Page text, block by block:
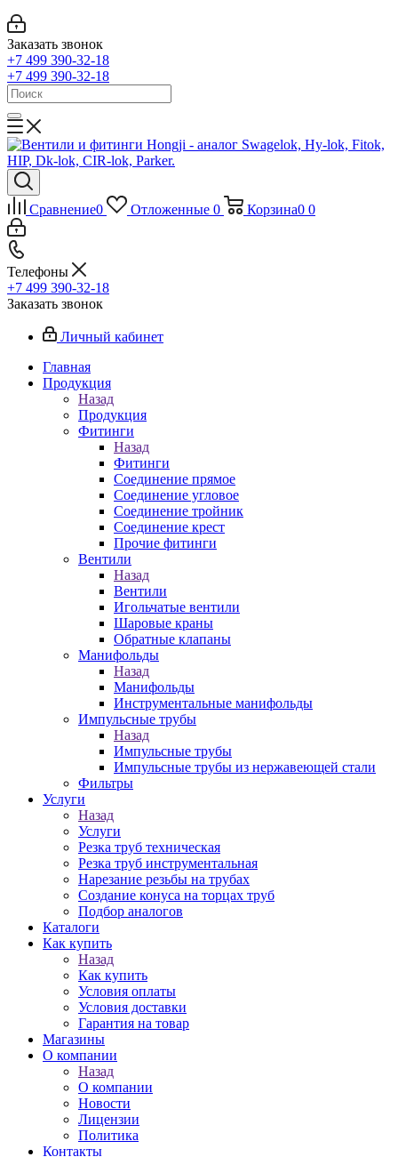
Заказать звонок
+7 499 390-32-18
+7 499 390-32-18
Сравнение0 Отложенные 0 Корзина0 0
Телефоны
+7 499 390-32-18
Заказать звонок
Личный кабинет
Главная
Продукция
Назад
Продукция
Фитинги
Назад
Фитинги
Соединение прямое
Соединение угловое
Соединение тройник
Соединение крест
Прочие фитинги
Вентили
Назад
Вентили
Игольчатые вентили
Шаровые краны
Обратные клапаны
Манифольды
Назад
Манифольды
Инструментальные манифольды
Импульсные трубы
Назад
Импульсные трубы
Импульсные трубы из нержавеющей стали
Фильтры
Услуги
Назад
Услуги
Резка труб техническая
Резка труб инструментальная
Нарезание резьбы на трубах
Создание конуса на торцах труб
Подбор аналогов
Каталоги
Как купить
Назад
Как купить
Условия оплаты
Условия доставки
Гарантия на товар
Магазины
О компании
Назад
О компании
Новости
Лицензии
Политика
Контакты